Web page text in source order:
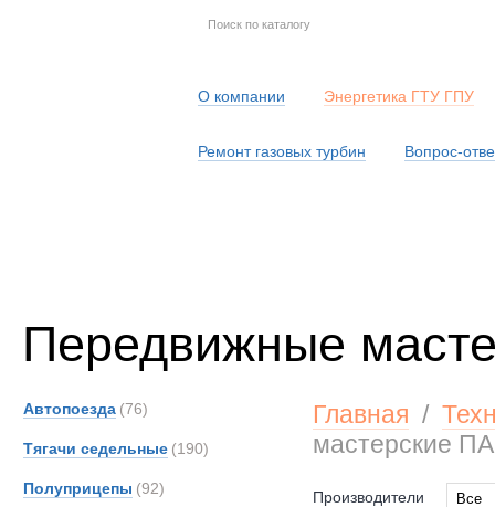
О компании Энергетика ГТУ ГПУ
Ремонт газовых турбин Вопрос-
Передвижные
Автопоезда (76)
Тягачи седельные (190)
Полуприцепы (92)
Главная /
мастерские
Производители
Все